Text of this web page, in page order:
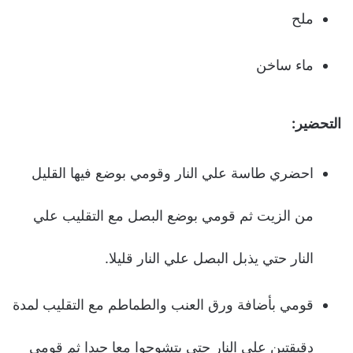
ملح
ماء ساخن
التحضير:
احضري طاسة علي النار وقومي بوضع فيها القليل
من الزيت ثم قومي بوضع البصل مع التقليب علي
النار حتي يذبل البصل علي النار قليلا.
قومي بأضافة ورق العنب والطماطم مع التقليب لمدة
دقيقتين علي النار حتي يتشوحوا معا جيدا ثم قومي